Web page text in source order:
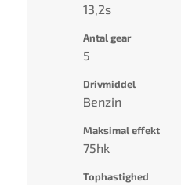
13,2s
Antal gear
5
Drivmiddel
Benzin
Maksimal effekt
75hk
Tophastighed